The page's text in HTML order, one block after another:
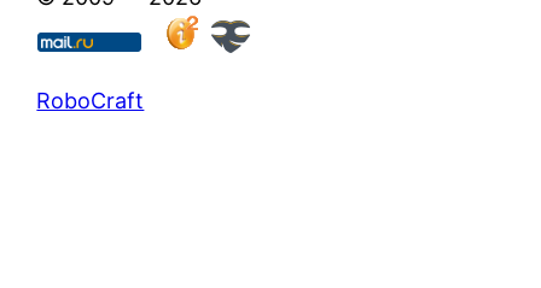
RoboCraft